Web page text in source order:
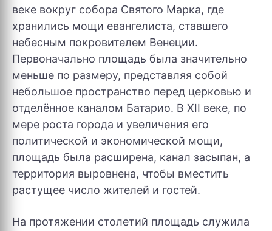
веке вокруг собора Святого Марка, где
хранились мощи евангелиста, ставшего
небесным покровителем Венеции.
Первоначально площадь была значительно
меньше по размеру, представляя собой
небольшое пространство перед церковью и
отделённое каналом Батарио. В XII веке, по
мере роста города и увеличения его
политической и экономической мощи,
площадь была расширена, канал засыпан, а
территория выровнена, чтобы вместить
растущее число жителей и гостей.
На протяжении столетий площадь служила